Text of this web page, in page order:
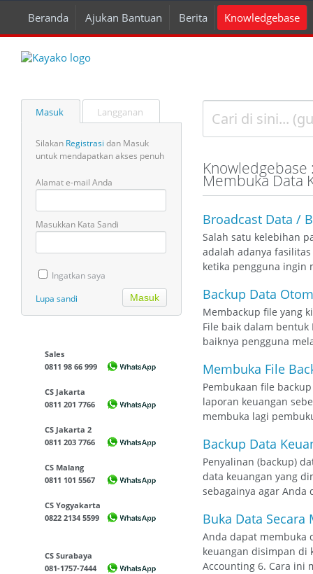
Beranda Ajukan Bantuan Berita Knowledgebase
Masuk Langganan
Silakan Registrasi dan Masuk
untuk mendapatkan akses penuh
Alamat e-mail Anda
Masukkan Kata Sandi
Ingatkan saya
Lupa sandi
Sales
0811 98 66 999
CS Jakarta
0811 201 7766
CS Jakarta 2
0811 203 7766
CS Malang
0811 101 5567
CS Yogyakarta
0822 2134 5599
CS Surabaya
081-1757-7444
Membuka Data
Broadcast Data /
Salah satu kelebihan
adalah adanya
ketika pengguna ingin
Backup Data
Membackup file yang
File baik dalam
baiknya pengguna
Membuka File
Pembukaan file
laporan keuangan
membuka lagi
Backup Data
Penyalinan (backup)
data keuangan yang
sebagainya agar
Buka Data Secara
Anda dapat membuka
keuangan disimpan di
Accounting 6. Cara ini